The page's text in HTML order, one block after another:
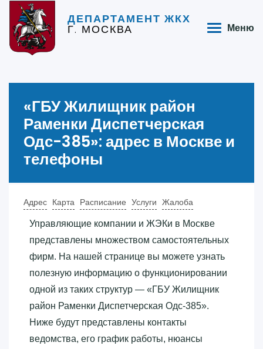
ДЕПАРТАМЕНТ ЖКХ
Г. МОСКВА Меню
«‎ГБУ Жилищник район
Раменки Диспетчерская
Одс-385»‎: адрес в Москве и
телефоны
Адрес Карта Расписание Услуги Жалоба
Управляющие компании и ЖЭКи в Москве
представлены множеством самостоятельных
фирм. На нашей странице вы можете узнать
полезную информацию о функционировании
одной из таких структур — «‎ГБУ Жилищник
район Раменки Диспетчерская Одс-385»‎.
Ниже будут представлены контакты
ведомства, его график работы, нюансы